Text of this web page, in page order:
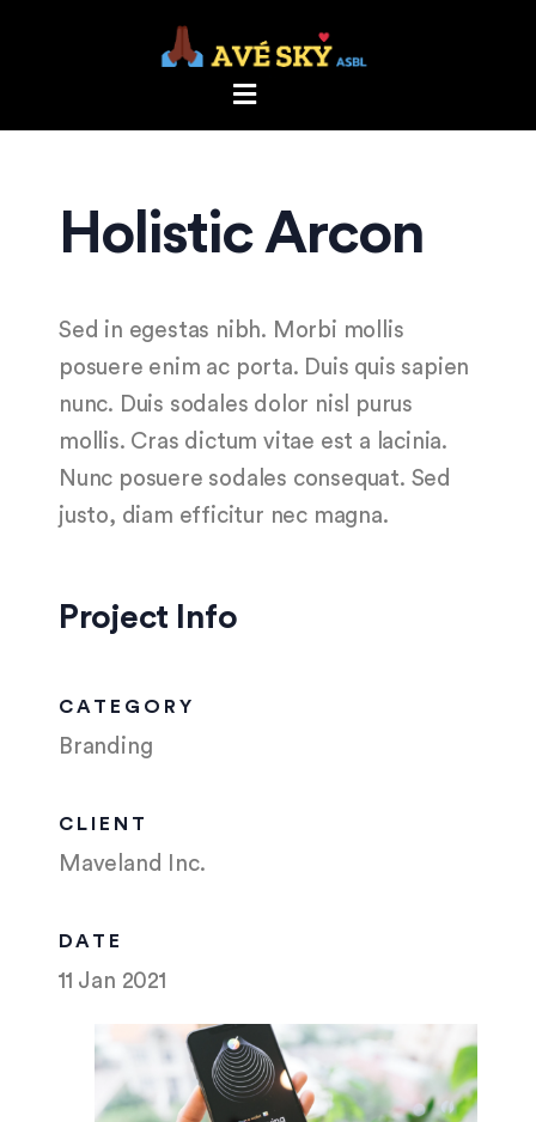
Holistic Arcon
Sed in egestas nibh. Morbi mollis
posuere enim ac porta. Duis quis sapien
nunc. Duis sodales dolor nisl purus
mollis. Cras dictum vitae est a lacinia.
Nunc posuere sodales consequat. Sed
justo, diam efficitur nec magna.
Project Info
CATEGORY
Branding
CLIENT
Maveland Inc.
DATE
11 Jan 2021